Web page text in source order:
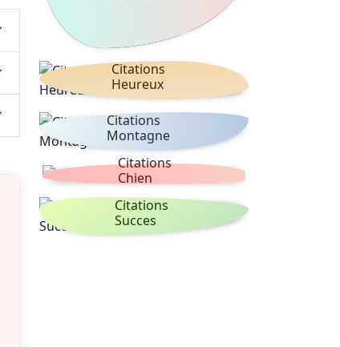
Citations
Heureux
Citations
Montagne
Citations
Chien
Citations
Succes